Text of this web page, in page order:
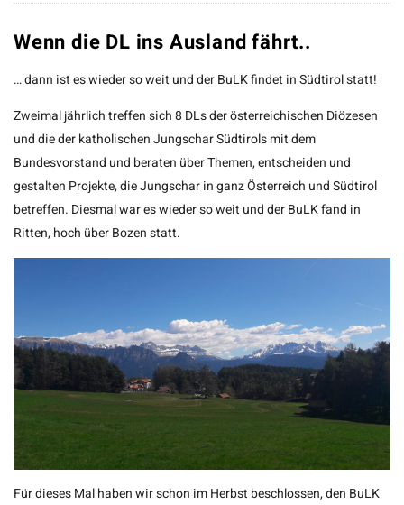
Wenn die DL ins Ausland fährt..
… dann ist es wieder so weit und der BuLK findet in Südtirol statt!
Zweimal jährlich treffen sich 8 DLs der österreichischen Diözesen
und die der katholischen Jungschar Südtirols mit dem
Bundesvorstand und beraten über Themen, entscheiden und
gestalten Projekte, die Jungschar in ganz Österreich und Südtirol
betreffen. Diesmal war es wieder so weit und der BuLK fand in
Ritten, hoch über Bozen statt.
Für dieses Mal haben wir schon im Herbst beschlossen, den BuLK